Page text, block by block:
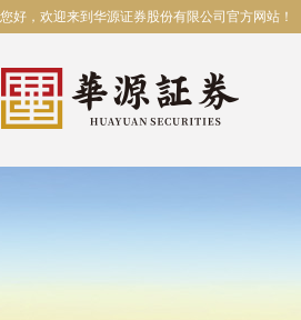
您好，欢迎来到华源证券股份有限公司官方网站！